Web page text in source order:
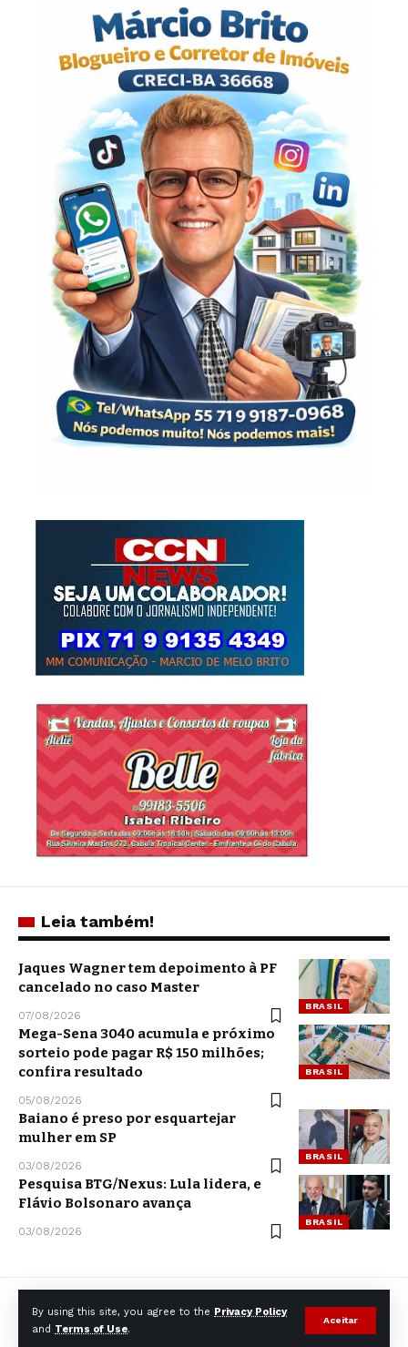
By using this site, you agree to the Privacy Policy
and Terms of Use.
Aceitar
Leia também!
BRASIL
Jaques Wagner tem depoimento à PF
cancelado no caso Master
07/08/2026
BRASIL
Mega-Sena 3040 acumula e próximo
sorteio pode pagar R$ 150 milhões;
confira resultado
05/08/2026
BRASIL
Baiano é preso por esquartejar
mulher em SP
03/08/2026
BRASIL
Pesquisa BTG/Nexus: Lula lidera, e
Flávio Bolsonaro avança
03/08/2026
© CCNNews. All Rights Reserved.